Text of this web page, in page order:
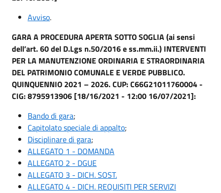
Avviso.
GARA A PROCEDURA APERTA SOTTO SOGLIA (ai sensi
dell’art. 60 del D.Lgs n.50/2016 e ss.mm.ii.) INTERVENTI
PER LA MANUTENZIONE ORDINARIA E STRAORDINARIA
DEL PATRIMONIO COMUNALE E VERDE PUBBLICO.
QUINQUENNIO 2021 – 2026. CUP: C66G21011760004 -
CIG: 8795913906 [18/16/2021 - 12:00 16/07/2021]:
Bando di gara;
Capitolato speciale di appalto;
Disciplinare di gara;
ALLEGATO 1 - DOMANDA
ALLEGATO 2 - DGUE
ALLEGATO 3 - DICH. SOST.
ALLEGATO 4 - DICH. REQUISITI PER SERVIZI